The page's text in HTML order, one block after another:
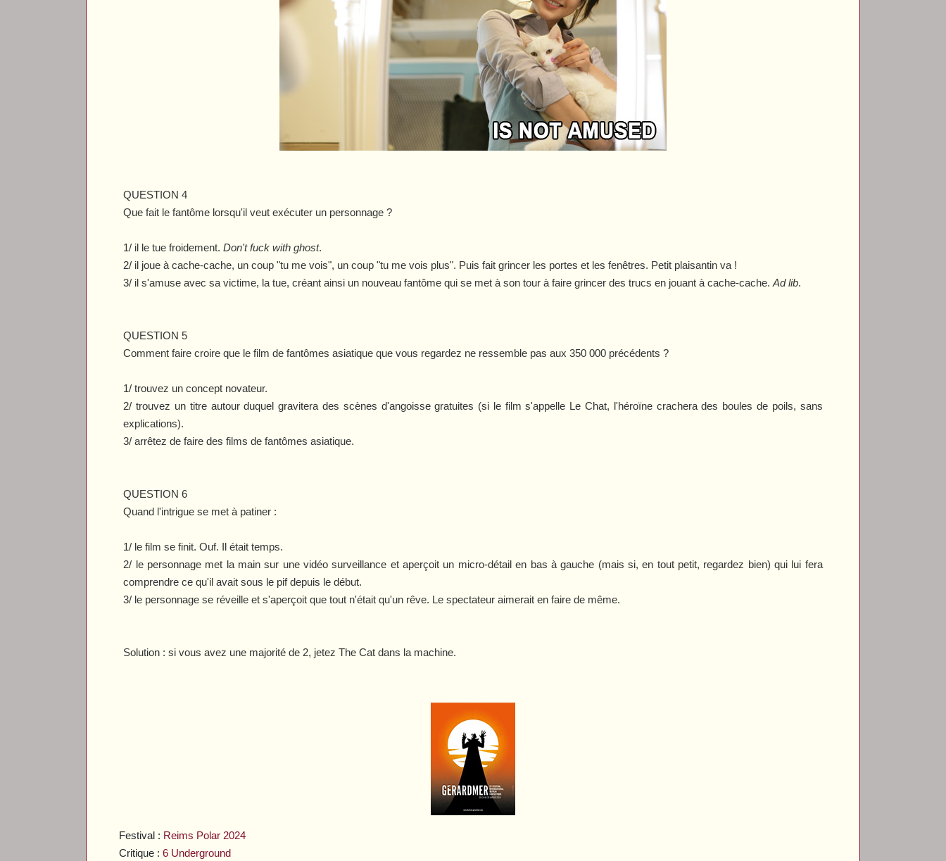
Festival : Reims Polar 2024
Critique :6 Underground
QUESTION 4
Que fait le fantôme lorsqu'il veut exécuter un personnage ?
1/ il le tue froidement.Don't fuck with ghost.
2/ il joue à cache-cache, un coup "tu me vois", un coup "tu me vois plus". Puis fait grincer les portes et les fenêtres. Petit plaisantin va !
3/ il s'amuse avec sa victime, la tue, créant ainsi un nouveau fantôme qui se met à son tour à faire grincer des trucs en jouant à cache-cache.Ad lib.
QUESTION 5
Comment faire croire que le film de fantômes asiatique que vous regardez ne ressemble pas aux 350 000 précédents ?
1/ trouvez un concept novateur.
2/ trouvez un titre autour duquel gravitera des scènes d'angoisse gratuites (si le film s'appelle Le Chat, l'héroïne crachera des boules de poils, sans
explications).
3/ arrêtez de faire des films de fantômes asiatique.
QUESTION 6
Quand l'intrigue se met à patiner :
1/ le film se finit. Ouf. Il était temps.
2/ le personnage met la main sur une vidéo surveillance et aperçoit un micro-détail en bas à gauche (mais si, en tout petit, regardez bien) qui lui fera
comprendre ce qu'il avait sous le pif depuis le début.
3/ le personnage se réveille et s'aperçoit que tout n'était qu'un rêve. Le spectateur aimerait en faire de même.
Solution : si vous avez une majorité de 2, jetezThe Cat dans la machine.